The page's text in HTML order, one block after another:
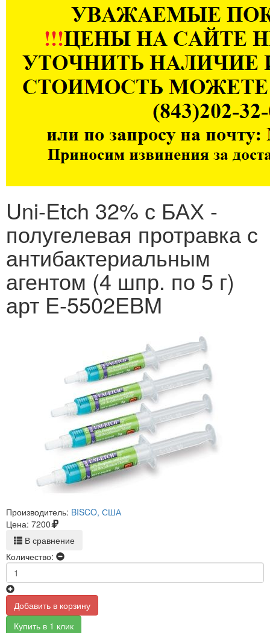
Uni-Etch 32% с БАХ -
полугелевая протравка с
антибактериальным
агентом (4 шпр. по 5 г)
арт E-5502EBM
Производитель: BISCO, США
Цена: 7200
В сравнение
Количество:
Добавить в корзину
Купить в 1 клик